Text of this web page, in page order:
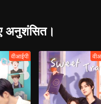
knowledge and skills to
अनुशंसित।
वीआईपी